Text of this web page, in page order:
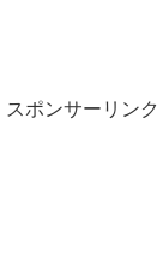
スポンサーリンク